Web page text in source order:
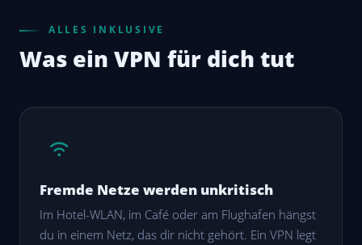
ALLES INKLUSIVE
Was ein VPN für dich tut
Fremde Netze werden unkritisch
Im Hotel-WLAN, im Café oder am Flughafen hängst
du in einem Netz, das dir nicht gehört. Ein VPN legt